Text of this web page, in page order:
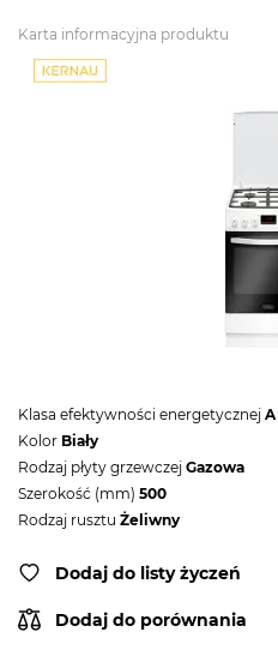
Karta informacyjna produktu
Klasa efektywności energetycznej A
Kolor Biały
Rodzaj płyty grzewczej Gazowa
Szerokość (mm) 500
Rodzaj rusztu Żeliwny
Dodaj do listy życzeń
Dodaj do porównania